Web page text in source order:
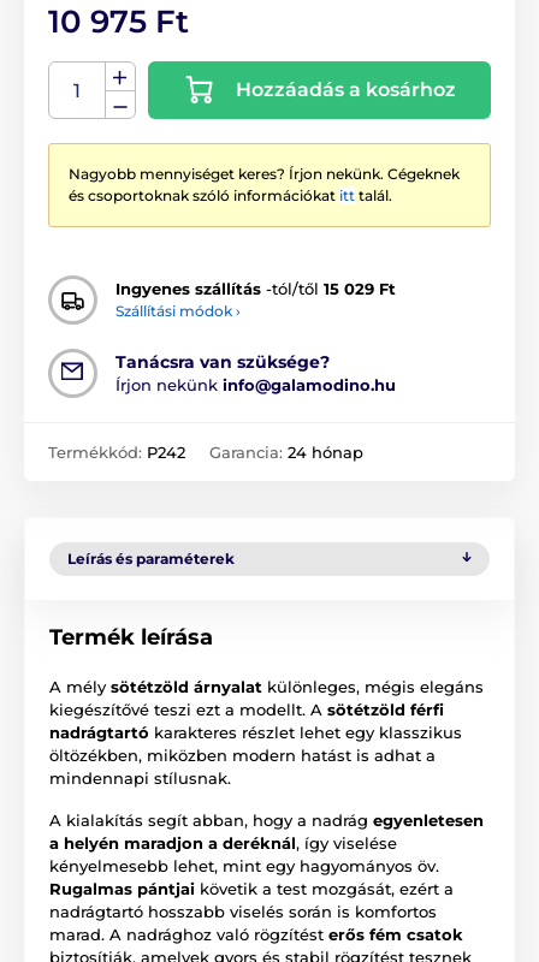
10 975 Ft
Hozzáadás a kosárhoz
Nagyobb mennyiséget keres? Írjon nekünk. Cégeknek
és csoportoknak szóló információkat itt talál.
Ingyenes szállítás -tól/től 15 029 Ft
Szállítási módok ›
Tanácsra van szüksége?
Írjon nekünk info@galamodino.hu
Termékkód: P242 Garancia: 24 hónap
Leírás és paraméterek
Termék leírása
A mély sötétzöld árnyalat különleges, mégis elegáns
kiegészítővé teszi ezt a modellt. A sötétzöld férfi
nadrágtartó karakteres részlet lehet egy klasszikus
öltözékben, miközben modern hatást is adhat a
mindennapi stílusnak.
A kialakítás segít abban, hogy a nadrág egyenletesen
a helyén maradjon a deréknál, így viselése
kényelmesebb lehet, mint egy hagyományos öv.
Rugalmas pántjai követik a test mozgását, ezért a
nadrágtartó hosszabb viselés során is komfortos
marad. A nadrághoz való rögzítést erős fém csatok
biztosítják, amelyek gyors és stabil rögzítést tesznek